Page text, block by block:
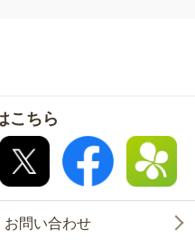
こちら
お問い合わせ